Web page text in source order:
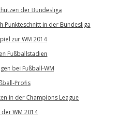
der Bundesliga
Punkteschnitt in der Bundesliga
zur WM 2014
Fußballstadien
bei Fußball-WM
Profis
in der Champions League
WM 2014